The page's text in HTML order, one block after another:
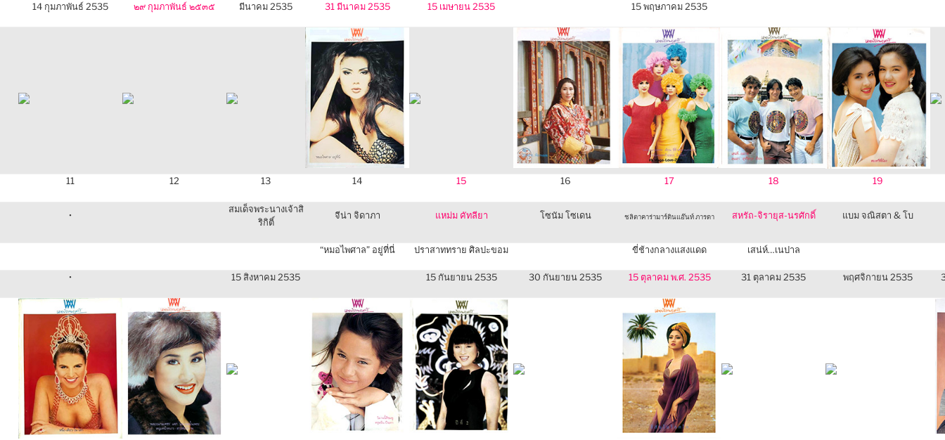
14 กุมภาพันธ์ 2535 ๒๙ กุมภาพันธ์ ๒๕๓๕ มีนาคม 2535 31 มีนาคม 2535 15 เมษายน 2535 15 พฤษภาคม 2535
11 12 13 14 15 16 17 18 19
•
สมเด็จพระนางเจ้าสิ
ริกิติ์
จีน่า จิดาภา แหม่ม คัทลียา โซนัม โซเดน ชลิตาคาร่ามาร์ตินแอ๊นท์ ภารดา สหรัถ-จิรายุส-นรศักดิ์ แบม จณิสตา & โบ
“หมอไพศาล” อยู่ที่นี่ ปราสาททราย ศิลปะขอม ขี่ช้างกลางแสงแดด เสน่ห์…เนปาล
• 15 สิงหาคม 2535 15 กันยายน 2535 30 กันยายน 2535 15 ตุลาคม พ.ศ. 2535 31 ตุลาคม 2535 พฤศจิกายน 2535